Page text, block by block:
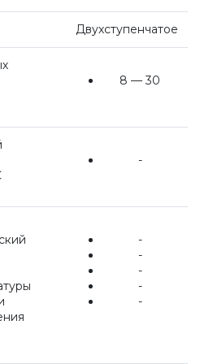
котлы Baxi
горелкой
Vaillant
котлы
Двухступенчатое
8 — 30
-
-
-
-
-
-